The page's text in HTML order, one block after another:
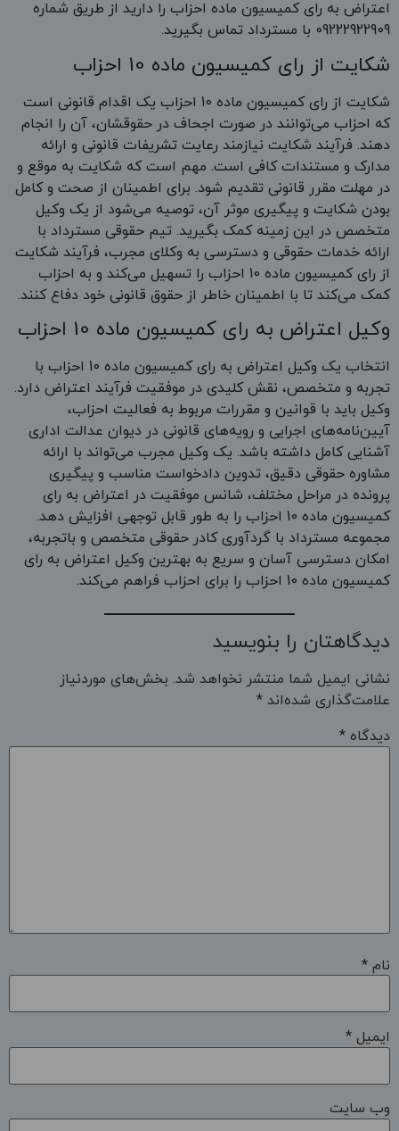
اعتراض به رای کمیسیون ماده احزاب را دارید از طریق شماره
09222922909 با مسترداد تماس بگیرید.
شکایت از رای کمیسیون ماده 10 احزاب
شکایت از رای کمیسیون ماده 10 احزاب یک اقدام قانونی است
که احزاب می‌توانند در صورت اجحاف در حقوقشان، آن را انجام
دهند. فرآیند شکایت نیازمند رعایت تشریفات قانونی و ارائه
مدارک و مستندات کافی است. مهم است که شکایت به موقع و
در مهلت مقرر قانونی تقدیم شود. برای اطمینان از صحت و کامل
بودن شکایت و پیگیری موثر آن، توصیه می‌شود از یک وکیل
متخصص در این زمینه کمک بگیرید. تیم حقوقی مسترداد با
ارائه خدمات حقوقی و دسترسی به وکلای مجرب، فرآیند شکایت
از رای کمیسیون ماده 10 احزاب را تسهیل می‌کند و به احزاب
کمک می‌کند تا با اطمینان خاطر از حقوق قانونی خود دفاع کنند.
وکیل اعتراض به رای کمیسیون ماده 10 احزاب
انتخاب یک وکیل اعتراض به رای کمیسیون ماده 10 احزاب با
تجربه و متخصص، نقش کلیدی در موفقیت فرآیند اعتراض دارد.
وکیل باید با قوانین و مقررات مربوط به فعالیت احزاب،
آیین‌نامه‌های اجرایی و رویه‌های قانونی در دیوان عدالت اداری
آشنایی کامل داشته باشد. یک وکیل مجرب می‌تواند با ارائه
مشاوره حقوقی دقیق، تدوین دادخواست مناسب و پیگیری
پرونده در مراحل مختلف، شانس موفقیت در اعتراض به رای
کمیسیون ماده 10 احزاب را به طور قابل توجهی افزایش دهد.
مجموعه مسترداد با گردآوری کادر حقوقی متخصص و باتجربه،
امکان دسترسی آسان و سریع به بهترین وکیل اعتراض به رای
کمیسیون ماده 10 احزاب را برای احزاب فراهم می‌کند.
دیدگاهتان را بنویسید
نشانی ایمیل شما منتشر نخواهد شد. بخش‌های موردنیاز
علامت‌گذاری شده‌اند *
دیدگاه *
نام *
ایمیل *
وب‌ سایت